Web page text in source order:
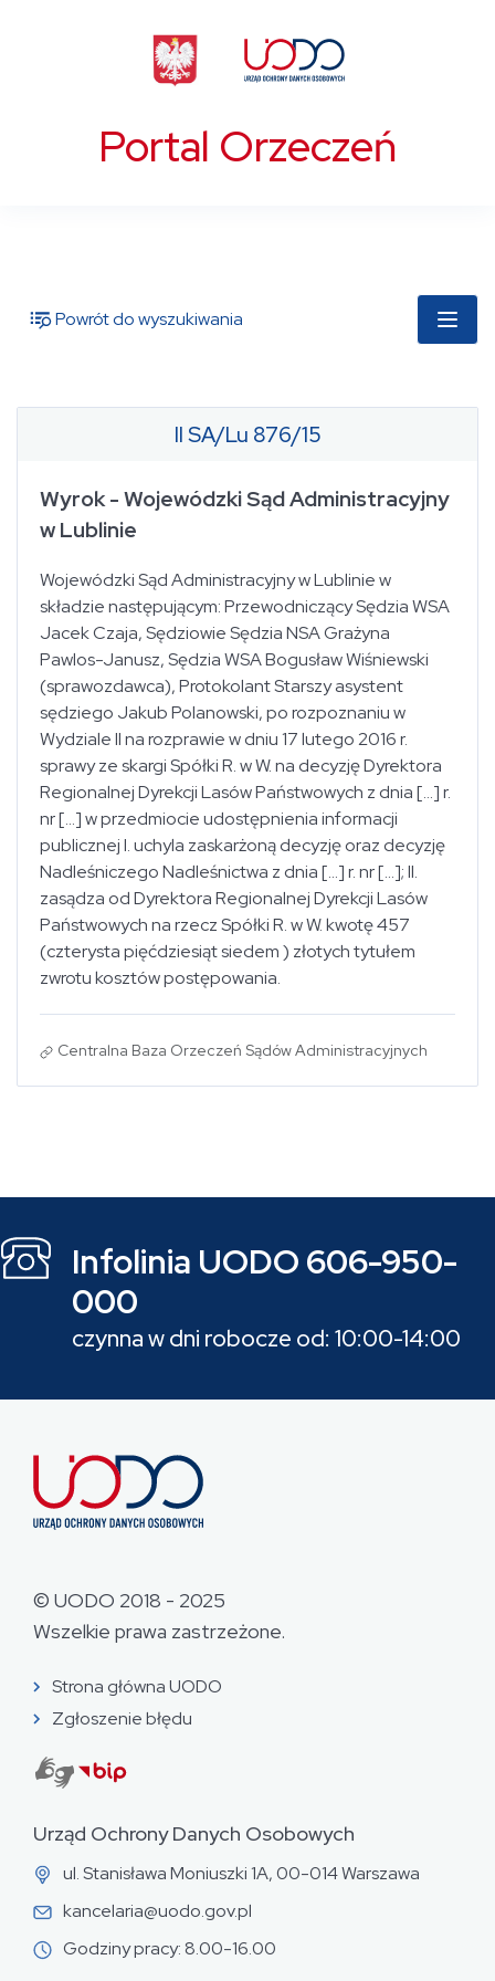
Portal Orzeczeń
Powrót do wyszukiwania
II SA/Lu 876/15
Wyrok - Wojewódzki Sąd Administracyjny
w Lublinie
Wojewódzki Sąd Administracyjny w Lublinie w
składzie następującym: Przewodniczący Sędzia WSA
Jacek Czaja, Sędziowie Sędzia NSA Grażyna
Pawlos-Janusz, Sędzia WSA Bogusław Wiśniewski
(sprawozdawca), Protokolant Starszy asystent
sędziego Jakub Polanowski, po rozpoznaniu w
Wydziale II na rozprawie w dniu 17 lutego 2016 r.
sprawy ze skargi Spółki R. w W. na decyzję Dyrektora
Regionalnej Dyrekcji Lasów Państwowych z dnia [...] r.
nr [...] w przedmiocie udostępnienia informacji
publicznej I. uchyla zaskarżoną decyzję oraz decyzję
Nadleśniczego Nadleśnictwa z dnia [...] r. nr [...]; II.
zasądza od Dyrektora Regionalnej Dyrekcji Lasów
Państwowych na rzecz Spółki R. w W. kwotę 457
(czterysta pięćdziesiąt siedem ) złotych tytułem
zwrotu kosztów postępowania.
Centralna Baza Orzeczeń Sądów Administracyjnych
Infolinia UODO 606-950-
000
czynna w dni robocze od: 10:00-14:00
© UODO 2018 - 2025
Wszelkie prawa zastrzeżone.
Strona główna UODO
Zgłoszenie błędu
Urząd Ochrony Danych Osobowych
ul. Stanisława Moniuszki 1A, 00-014 Warszawa
kancelaria@uodo.gov.pl
Godziny pracy: 8.00-16.00